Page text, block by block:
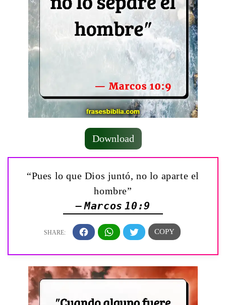
Download
“Pues lo que Dios juntó, no lo aparte el
hombre”
— Marcos 10:9